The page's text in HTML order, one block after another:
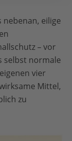
eilige
– vor
selbst normale
vier
Mittel,
zu